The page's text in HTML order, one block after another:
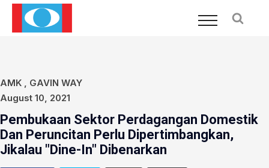
AMK , GAVIN WAY
August 10, 2021
Pembukaan Sektor Perdagangan Domestik
Dan Peruncitan Perlu Dipertimbangkan,
Jikalau "Dine-In" Dibenarkan